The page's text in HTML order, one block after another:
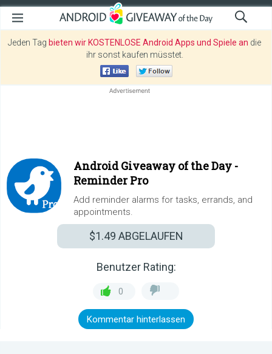
Jeden Tag bieten wir KOSTENLOSE Android Apps und Spiele an die
ihr sonst kaufen müsstet.
Android Giveaway of the Day -
Reminder Pro
Add reminder alarms for tasks, errands, and
appointments.
$1.49 ABGELAUFEN
Benutzer Rating:
0
Kommentar hinterlassen